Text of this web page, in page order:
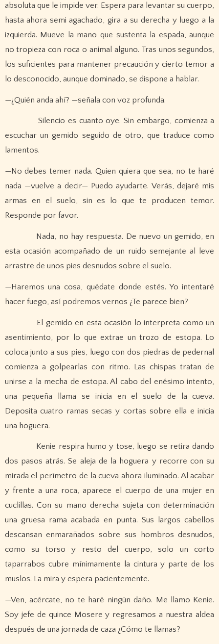
absoluta que le impide ver. Espera para levantar su cuerpo,
hasta ahora semi agachado, gira a su derecha y luego a la
izquierda. Mueve la mano que sustenta la espada, aunque
no tropieza con roca o animal alguno. Tras unos segundos,
los suficientes para mantener precaución y cierto temor a
lo desconocido, aunque dominado, se dispone a hablar.
—¿Quién anda ahí? —señala con voz profunda.
Silencio es cuanto oye. Sin embargo, comienza a
escuchar un gemido seguido de otro, que traduce como
lamentos.
—No debes temer nada. Quien quiera que sea, no te haré
nada —vuelve a decir— Puedo ayudarte. Verás, dejaré mis
armas en el suelo, sin es lo que te producen temor.
Responde por favor.
Nada, no hay respuesta. De nuevo un gemido, en
esta ocasión acompañado de un ruido semejante al leve
arrastre de unos pies desnudos sobre el suelo.
—Haremos una cosa, quédate donde estés. Yo intentaré
hacer fuego, así podremos vernos ¿Te parece bien?
El gemido en esta ocasión lo interpreta como un
asentimiento, por lo que extrae un trozo de estopa. Lo
coloca junto a sus pies, luego con dos piedras de pedernal
comienza a golpearlas con ritmo. Las chispas tratan de
unirse a la mecha de estopa. Al cabo del enésimo intento,
una pequeña llama se inicia en el suelo de la cueva.
Deposita cuatro ramas secas y cortas sobre ella e inicia
una hoguera.
Kenie respira humo y tose, luego se retira dando
dos pasos atrás. Se aleja de la hoguera y recorre con su
mirada el perímetro de la cueva ahora iluminado. Al acabar
y frente a una roca, aparece el cuerpo de una mujer en
cuclillas. Con su mano derecha sujeta con determinación
una gruesa rama acabada en punta. Sus largos cabellos
descansan enmarañados sobre sus hombros desnudos,
como su torso y resto del cuerpo, solo un corto
taparrabos cubre mínimamente la cintura y parte de los
muslos. La mira y espera pacientemente.
—Ven, acércate, no te haré ningún daño. Me llamo Kenie.
Soy jefe de quince Mosere y regresamos a nuestra aldea
después de una jornada de caza ¿Cómo te llamas?